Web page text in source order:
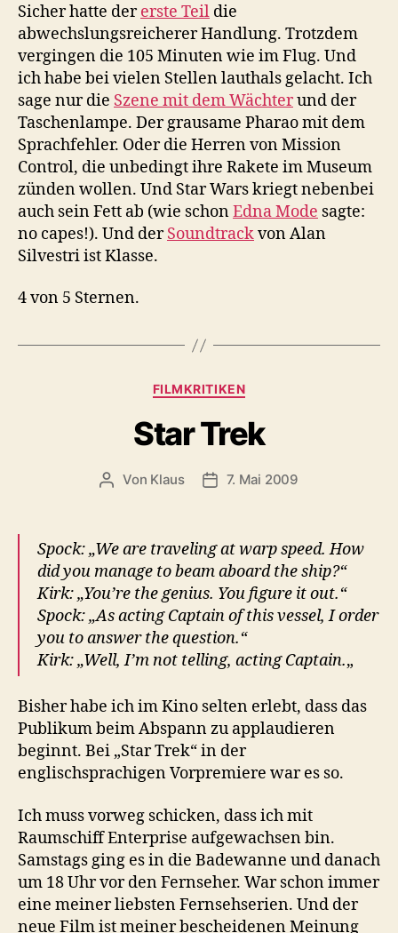
Sicher hatte dererste Teil die
abwechslungsreicherer Handlung. Trotzdem
vergingen die 105 Minuten wie im Flug. Und
ich habe bei vielen Stellen lauthals gelacht. Ich
sage nur die Szene mit dem Wächterund der
Taschenlampe. Der grausame Pharao mit dem
Sprachfehler. Oder die Herren von Mission
Control, die unbedingt ihre Rakete im Museum
zünden wollen. Und Star Wars kriegt nebenbei
auch sein Fett ab (wie schonEdna Mode sagte:
no capes!). Und derSoundtrackvon Alan
Silvestri ist Klasse.
4 von 5 Sternen.
Kategorien
FILMKRITIKEN
Star Trek
Beitragsautor
Von Klaus Veröffentlichungsdatum
7. Mai 2009
Spock: „We are traveling at warp speed. How
did you manage to beam aboard the ship?“
Kirk: „You’re the genius. You figure it out.“
Spock: „As acting Captain of this vessel, I order
you to answer the question.“
Kirk: „Well, I’m not telling, acting Captain.„
Bisher habe ich im Kino selten erlebt, dass das
Publikum beim Abspann zu applaudieren
beginnt. Bei „Star Trek“ in der
englischsprachigen Vorpremiere war es so.
Ich muss vorweg schicken, dass ich mit
Raumschiff Enterprise aufgewachsen bin.
Samstags ging es in die Badewanne und danach
um 18 Uhr vor den Fernseher. War schon immer
eine meiner liebsten Fernsehserien. Und der
neue Film ist meiner bescheidenen Meinung